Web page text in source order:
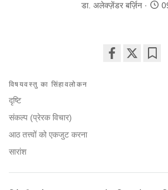
डा. अलेक्ज़ेंडर बर्ज़िन
विषयवस्तु का सिंहावलोकन
दृष्टि
संकल्प (प्रेरक विचार)
आठ तत्त्वों को एकजुट करना
सारांश